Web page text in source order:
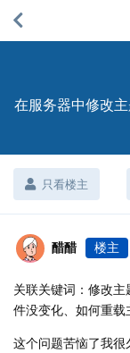
在服务器中修改
只看楼主
醋醋 楼主
关联关键词：修改
件没变化、如何重
这个问题苦恼了我